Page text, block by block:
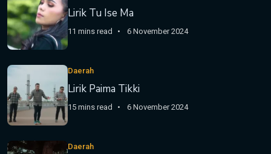
Lirik Tu Ise Ma
11 mins read 6 November 2024
Daerah
Lirik Paima Tikki
15 mins read 6 November 2024
Daerah